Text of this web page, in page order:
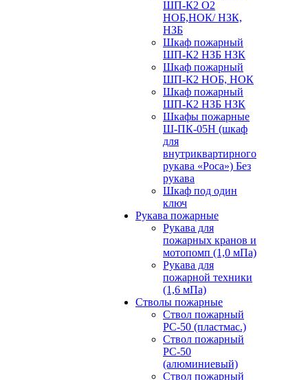
ШП-К2 О2
НОБ,НОК/ НЗК,
НЗБ
Шкаф пожарный
ШП-К2 НЗБ НЗК
Шкаф пожарный
ШП-К2 НОБ, НОК
Шкаф пожарный
ШП-К2 НЗБ НЗК
Шкафы пожарные
Ш-ПК-05Н (шкаф
для
внутриквартирного
рукава «Роса») Без
рукава
Шкаф под один
ключ
Рукава пожарные
Рукава для
пожарных кранов и
мотопомп (1,0 мПа)
Рукава для
пожарной техники
(1,6 мПа)
Стволы пожарные
Ствол пожарный
РС-50 (пластмас.)
Ствол пожарный
РС-50
(алюминиевый)
Ствол пожарный